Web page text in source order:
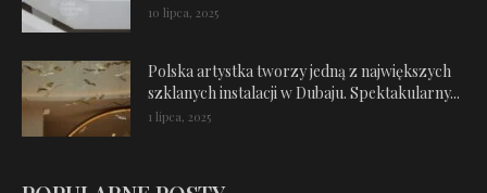
10 lipca, 2025
Polska artystka tworzy jedną z największych
szklanych instalacji w Dubaju. Spektakularny...
1 lipca, 2025